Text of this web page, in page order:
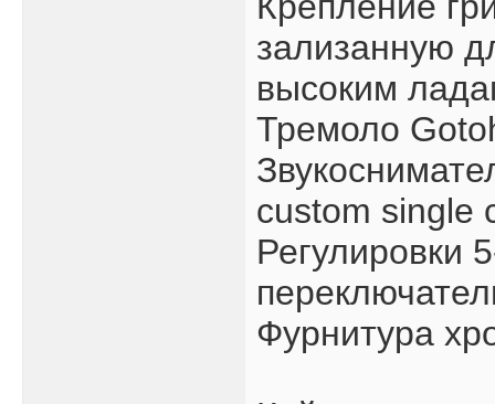
зализанную
высоким
Тремоло
custom single
Регулировки
Фурнитура